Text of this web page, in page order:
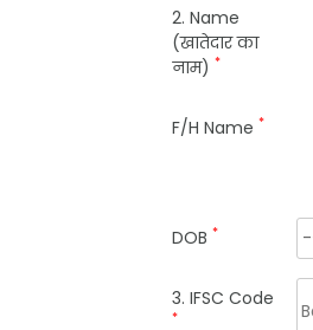
2. Name
(खातेदार का
नाम) *
F/H Name *
DOB *
3. IFSC Code
*